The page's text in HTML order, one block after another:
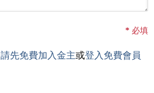
* 必填
請先免費加入金主或登入免費會員